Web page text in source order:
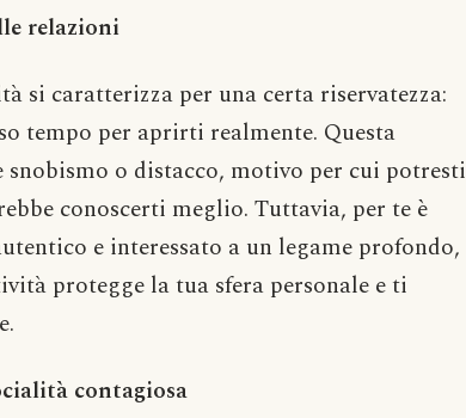
relazioni
si caratterizza per una certa riservatezza:
tempo per aprirti realmente. Questa
snobismo o distacco, motivo per cui potresti
conoscerti meglio. Tuttavia, per te è
e interessato a un legame profondo,
protegge la tua sfera personale e ti
contagiosa